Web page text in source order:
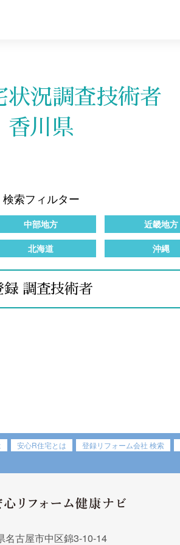
状況調査技術者
香川県
検索フィルター
中部地方 近畿地方
北海道 沖縄
録 調査技術者
安心R住宅とは 登録リフォーム会社 検索
名古屋市中区錦3-10-14